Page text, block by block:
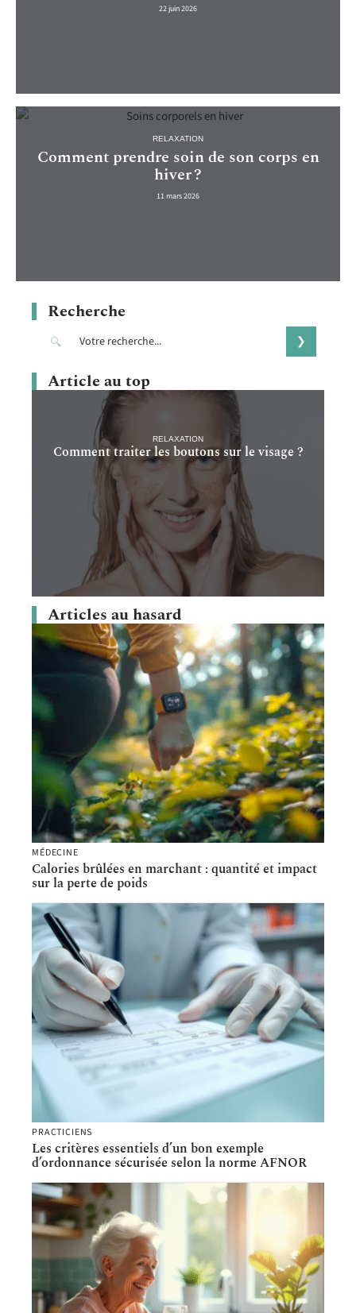
22 juin 2026
RELAXATION
Comment prendre soin de son corps en
hiver ?
11 mars 2026
Recherche
Article au top
RELAXATION
Comment traiter les boutons sur le visage ?
Articles au hasard
MÉDECINE
Calories brûlées en marchant : quantité et impact
sur la perte de poids
PRACTICIENS
Les critères essentiels d’un bon exemple
d’ordonnance sécurisée selon la norme AFNOR